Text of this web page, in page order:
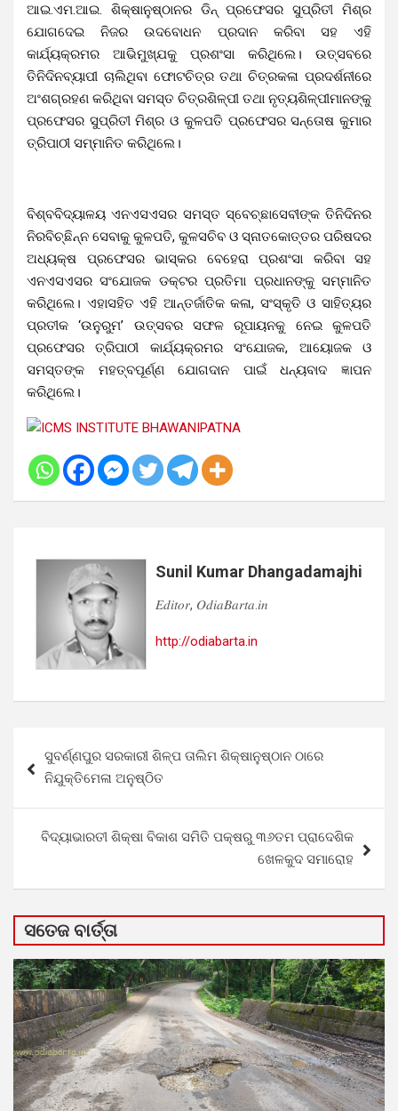
ଆଇ.ଏମ.ଆଇ. ଶିକ୍ଷାନୁଷ୍ଠାନର ଡିନ୍ ପ୍ରଫେସର ସୁପ୍ରିତୀ ମିଶ୍ର
ଯୋଗଦେଇ ନିଜର ଉଦବୋଧନ ପ୍ରଦାନ କରିବା ସହ ଏହି
କାର୍ଯ୍ୟକ୍ରମର ଆଭିମୁଖ୍ଯକୁ ପ୍ରଶଂସା କରିଥିଲେ।
ଉତ୍ସବରେ
ତିନିଦିନବ୍ୟାପୀ ଚାଲିଥିବା ଫୋଟଚିତ୍ର ତଥା ଚିତ୍ରକଳା ପ୍ରଦର୍ଶନୀରେ
ଅଂଶଗ୍ରହଣ କରିଥିବା ସମସ୍ତ ଚିତ୍ରଶିଳ୍ପୀ ତଥା ନୃତ୍ୟଶିଳ୍ପୀମାନଙ୍କୁ
ପ୍ରଫେସର ସୁପ୍ରିତୀ ମିଶ୍ର ଓ କୁଳପତି ପ୍ରଫେସର ସନ୍ତୋଷ କୁମାର
ତ୍ରିପାଠୀ ସମ୍ମାନିତ କରିଥିଲେ।
ବିଶ୍ବବିଦ୍ୟାଳୟ ଏନଏସଏସର ସମସ୍ତ ସ୍ବେଚ୍ଛାସେବୀଙ୍କ ତିନିଦିନର
ନିରବିଚ୍ଛିନ୍ନ ସେବାକୁ କୁଳପତି, କୁଳସଚିବ ଓ ସ୍ନାତକୋତ୍ତର ପରିଷଦର
ଅଧ୍ୟକ୍ଷ ପ୍ରଫେସର ଭାସ୍କର ବେହେରା ପ୍ରଶଂସା କରିବା ସହ
ଏନଏସଏସର ସଂଯୋଜକ ଡକ୍ଟର ପ୍ରତିମା ପ୍ରଧାନଙ୍କୁ ସମ୍ମାନିତ
କରିଥିଲେ। ଏହାସହିତ ଏହି ଆନ୍ତର୍ଜାତିକ କଳା, ସଂସ୍କୃତି ଓ ସାହିତ୍ୟର
ପ୍ରତୀକ ‘ଉନୁରୁମ’ ଉତ୍ସବର ସଫଳ ରୂପାୟନକୁ ନେଇ କୁଳପତି
ପ୍ରଫେସର ତ୍ରିପାଠୀ କାର୍ଯ୍ୟକ୍ରମର ସଂଯୋଜକ, ଆୟୋଜକ ଓ
ସମସ୍ତଙ୍କ ମହତ୍ବପୂର୍ଣ୍ଣ ଯୋଗଦାନ ପାଇଁ ଧନ୍ୟବାଦ ଜ୍ଞାପନ
କରିଥିଲେ।
Sunil Kumar Dhangadamajhi
𝐸𝑑𝑖𝑡𝑜𝑟, 𝑂𝑑𝑖𝑎𝐵𝑎𝑟𝑡𝑎.𝑖𝑛
http://odiabarta.in
navigation
ସୁବର୍ଣ୍ଣପୁର ସରକାରୀ ଶିଳ୍ପ ତାଲିମ ଶିକ୍ଷାନୁଷ୍ଠାନ ଠାରେ
ନିଯୁକ୍ତିମେଳା ଅନୁଷ୍ଠିତ
ବିଦ୍ୟାଭାରତୀ ଶିକ୍ଷା ବିକାଶ ସମିତି ପକ୍ଷରୁ ୩୬ତମ ପ୍ରାଦେଶିକ
ଖେଳକୁଦ ସମାରୋହ
ସତେଜ ବାର୍ତ୍ତା